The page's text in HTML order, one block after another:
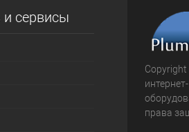
сервисы
права